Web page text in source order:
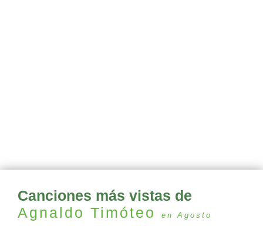
Canciones más vistas de
Agnaldo Timóteo
en Agosto